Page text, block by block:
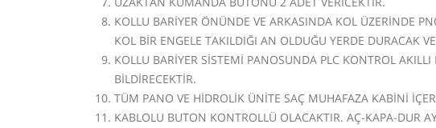
KOLLU BARİYER ÖNÜNDE VE ARKASINDA KOL ÜZERİNDE
KOL BİR ENGELE TAKILDIĞI AN OLDUĞU YERDE DURACAK
KOLLU BARİYER SİSTEMİ PANOSUNDA PLC KONTROL
BİLDİRECEKTİR.
TÜM PANO VE HİDROLİK ÜNİTE SAÇ MUHAFAZA KABİNİ
KABLOLU BUTON KONTROLLÜ OLACAKTIR. AÇ-KAPA-DUR